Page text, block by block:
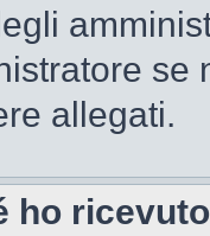
allegati.
ho